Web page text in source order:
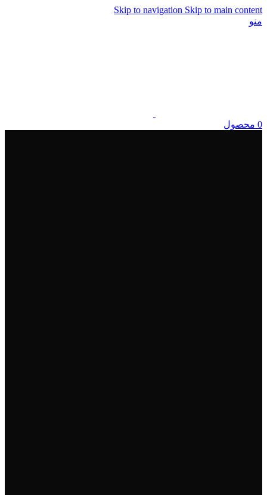
Skip to navigation Skip to main content
منو
0 محصول